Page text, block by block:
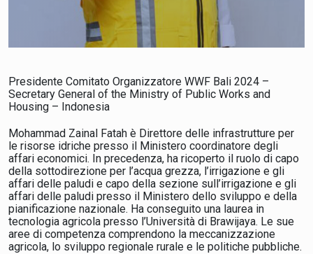
Presidente Comitato Organizzatore WWF Bali 2024 –
Secretary General of the Ministry of Public Works and
Housing – Indonesia
Mohammad Zainal Fatah è Direttore delle infrastrutture per
le risorse idriche presso il Ministero coordinatore degli
affari economici. In precedenza, ha ricoperto il ruolo di capo
della sottodirezione per l’acqua grezza, l’irrigazione e gli
affari delle paludi e capo della sezione sull’irrigazione e gli
affari delle paludi presso il Ministero dello sviluppo e della
pianificazione nazionale. Ha conseguito una laurea in
tecnologia agricola presso l’Università di Brawijaya. Le sue
aree di competenza comprendono la meccanizzazione
agricola, lo sviluppo regionale rurale e le politiche pubbliche.